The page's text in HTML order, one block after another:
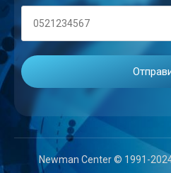
Newman Center © 1991-